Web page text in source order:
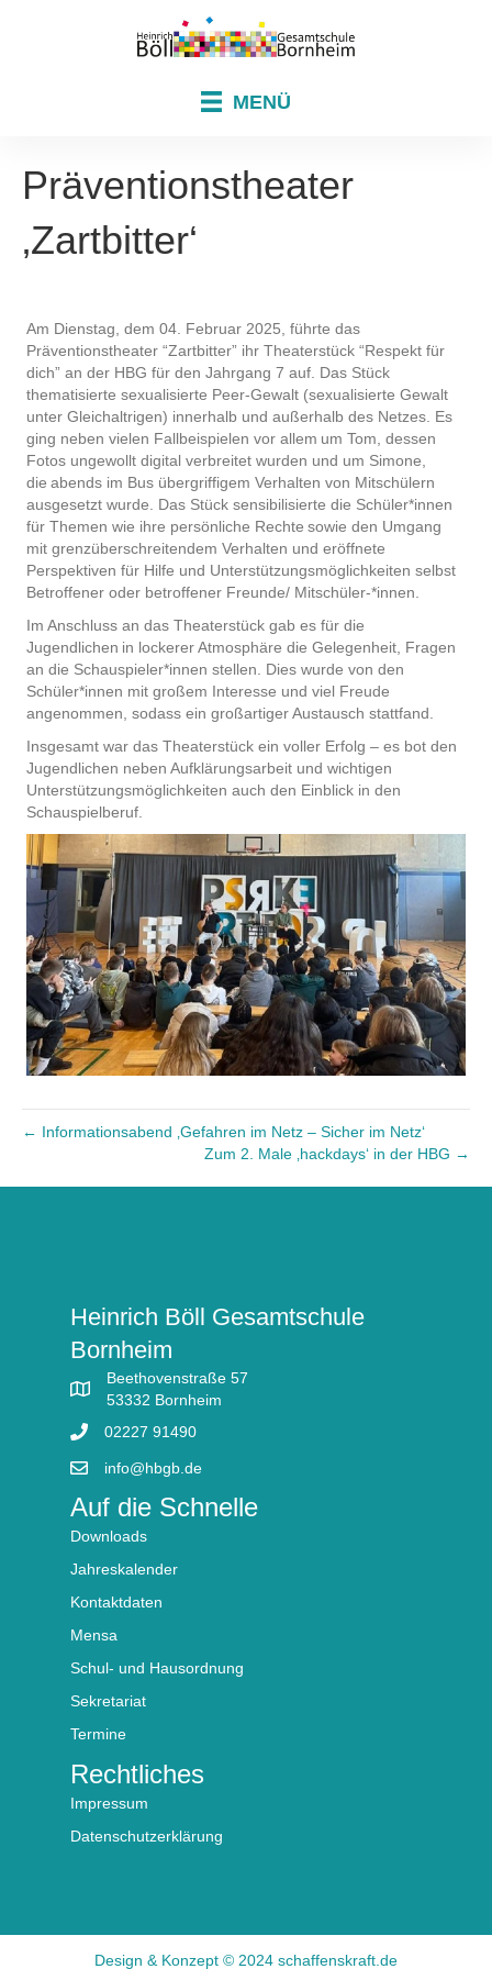
MENÜ
Präventionstheater
‚Zartbitter‘
Am Dienstag, dem 04. Februar 2025, führte das
Präventionstheater “Zartbitter” ihr Theaterstück “Respekt für
dich” an der HBG für den Jahrgang 7 auf. Das Stück
thematisierte sexualisierte Peer-Gewalt (sexualisierte Gewalt
unter Gleichaltrigen) innerhalb und außerhalb des Netzes. Es
ging neben vielen Fallbeispielen vor allem um Tom, dessen
Fotos ungewollt digital verbreitet wurden und um Simone,
die abends im Bus übergriffigem Verhalten von Mitschülern
ausgesetzt wurde. Das Stück sensibilisierte die Schüler*innen
für Themen wie ihre persönliche Rechte sowie den Umgang
mit grenzüberschreitendem Verhalten und eröffnete
Perspektiven für Hilfe und Unterstützungsmöglichkeiten selbst
Betroffener oder betroffener Freunde/ Mitschüler-*innen.
Im Anschluss an das Theaterstück gab es für die
Jugendlichen in lockerer Atmosphäre die Gelegenheit, Fragen
an die Schauspieler*innen stellen. Dies wurde von den
Schüler*innen mit großem Interesse und viel Freude
angenommen, sodass ein großartiger Austausch stattfand.
Insgesamt war das Theaterstück ein voller Erfolg – es bot den
Jugendlichen neben Aufklärungsarbeit und wichtigen
Unterstützungsmöglichkeiten auch den Einblick in den
Schauspielberuf.
← Informationsabend ‚Gefahren im Netz – Sicher im Netz‘
Zum 2. Male ‚hackdays‘ in der HBG →
Heinrich Böll Gesamtschule
Bornheim
Beethovenstraße 57
53332 Bornheim
02227 91490
info@hbgb.de
Auf die Schnelle
Downloads
Jahreskalender
Kontaktdaten
Mensa
Schul- und Hausordnung
Sekretariat
Termine
Rechtliches
Impressum
Datenschutzerklärung
Design & Konzept © 2024 schaffenskraft.de